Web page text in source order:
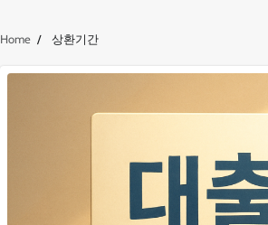
Home 상환기간